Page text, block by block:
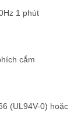
1 phút
cắm
(UL94V-0) hoặc